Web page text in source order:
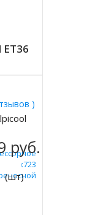
)
руб.
(шт)